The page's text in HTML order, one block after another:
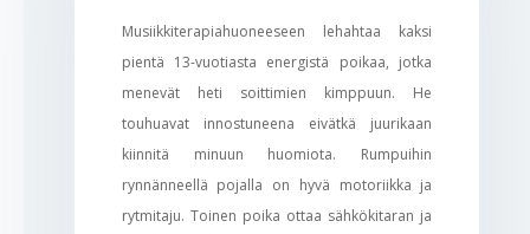
Musiikkiterapiahuoneeseen lehahtaa kaksi
pientä 13-vuotiasta energistä poikaa, jotka
menevät heti soittimien kimppuun. He
touhuavat innostuneena eivätkä juurikaan
kiinnitä minuun huomiota. Rumpuihin
rynnänneellä pojalla on hyvä motoriikka ja
rytmitaju. Toinen poika ottaa sähkökitaran ja